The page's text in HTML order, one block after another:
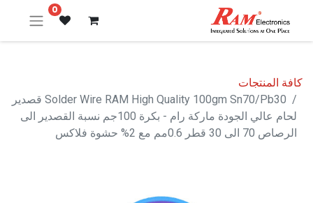
0
كافة المنتجات
Solder Wire RAM High Quality 100gm Sn70/Pb30 قصدير
لحام عالي الجودة ماركة رام - بكرة 100جم نسبة القصدير الى
الرصاص 70 الى 30 قطر 0.6مم مع 2% حشوة فلاكس